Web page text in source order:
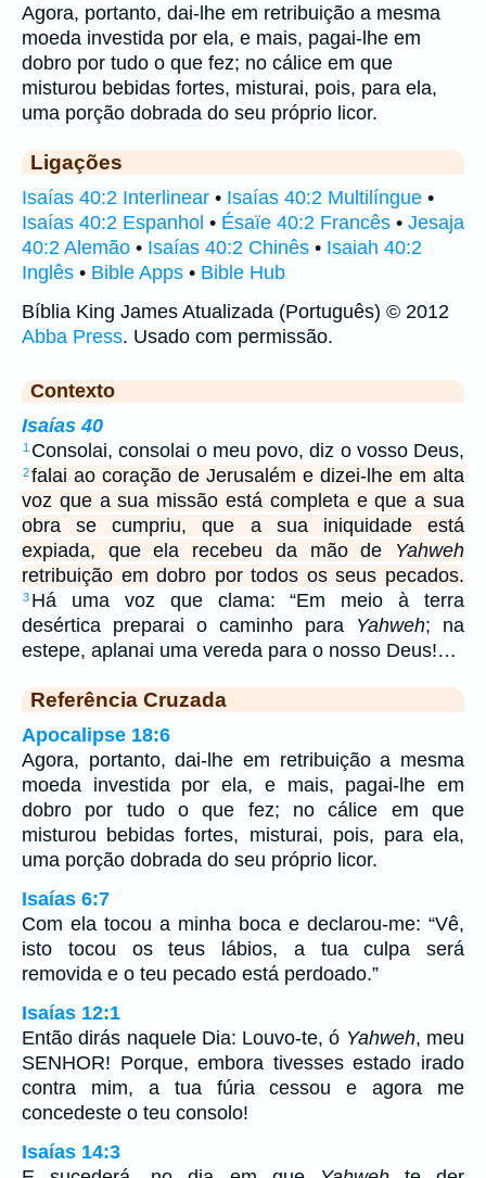
Agora, portanto, dai-lhe em retribuição a mesma
moeda investida por ela, e mais, pagai-lhe em
dobro por tudo o que fez; no cálice em que
misturou bebidas fortes, misturai, pois, para ela,
uma porção dobrada do seu próprio licor.
Ligações
Isaías 40:2 Interlinear • Isaías 40:2 Multilíngue •
Isaías 40:2 Espanhol • Ésaïe 40:2 Francês • Jesaja
40:2 Alemão • Isaías 40:2 Chinês • Isaiah 40:2
Inglês • Bible Apps • Bible Hub
Bíblia King James Atualizada (Português) © 2012
Abba Press. Usado com permissão.
Contexto
Isaías 40
1 Consolai, consolai o meu povo, diz o vosso Deus,
2falai ao coração de Jerusalém e dizei-lhe em alta
voz que a sua missão está completa e que a sua
obra se cumpriu, que a sua iniquidade está
expiada, que ela recebeu da mão de Yahweh
retribuição em dobro por todos os seus pecados.
3 Há uma voz que clama: “Em meio à terra
desértica preparai o caminho para Yahweh; na
estepe, aplanai uma vereda para o nosso Deus!…
Referência Cruzada
Apocalipse 18:6
Agora, portanto, dai-lhe em retribuição a mesma
moeda investida por ela, e mais, pagai-lhe em
dobro por tudo o que fez; no cálice em que
misturou bebidas fortes, misturai, pois, para ela,
uma porção dobrada do seu próprio licor.
Isaías 6:7
Com ela tocou a minha boca e declarou-me: “Vê,
isto tocou os teus lábios, a tua culpa será
removida e o teu pecado está perdoado.”
Isaías 12:1
Então dirás naquele Dia: Louvo-te, ó Yahweh, meu
SENHOR! Porque, embora tivesses estado irado
contra mim, a tua fúria cessou e agora me
concedeste o teu consolo!
Isaías 14:3